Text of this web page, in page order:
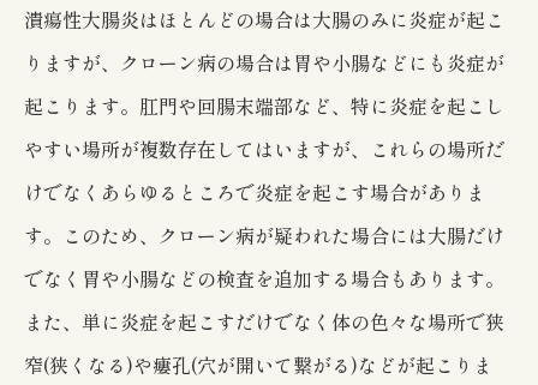
潰瘍性大腸炎はほとんどの場合は大腸のみに炎症が起こ
りますが、クローン病の場合は胃や小腸などにも炎症が
起こります。肛門や回腸末端部など、特に炎症を起こし
やすい場所が複数存在してはいますが、これらの場所だ
けでなくあらゆるところで炎症を起こす場合がありま
す。このため、クローン病が疑われた場合には大腸だけ
でなく胃や小腸などの検査を追加する場合もあります。
また、単に炎症を起こすだけでなく体の色々な場所で狭
窄(狭くなる)や瘻孔(穴が開いて繋がる)などが起こりま